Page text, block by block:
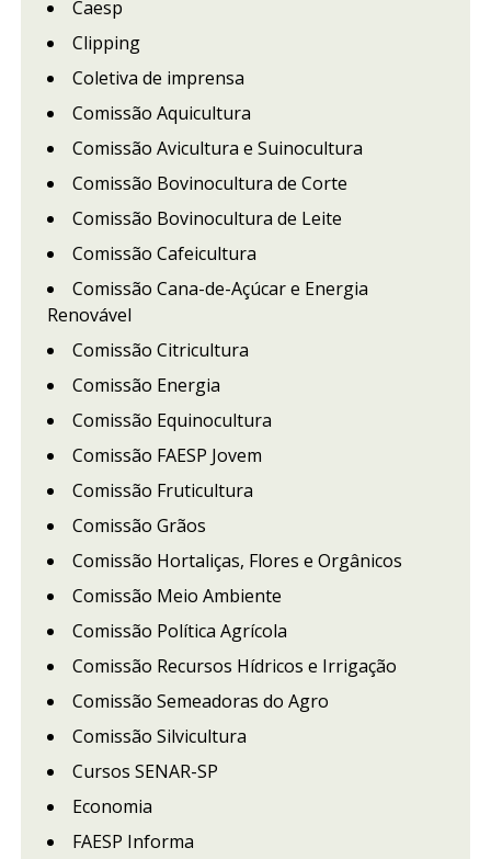
Caesp
Clipping
Coletiva de imprensa
Comissão Aquicultura
Comissão Avicultura e Suinocultura
Comissão Bovinocultura de Corte
Comissão Bovinocultura de Leite
Comissão Cafeicultura
Comissão Cana-de-Açúcar e Energia
Renovável
Comissão Citricultura
Comissão Energia
Comissão Equinocultura
Comissão FAESP Jovem
Comissão Fruticultura
Comissão Grãos
Comissão Hortaliças, Flores e Orgânicos
Comissão Meio Ambiente
Comissão Política Agrícola
Comissão Recursos Hídricos e Irrigação
Comissão Semeadoras do Agro
Comissão Silvicultura
Cursos SENAR-SP
Economia
FAESP Informa